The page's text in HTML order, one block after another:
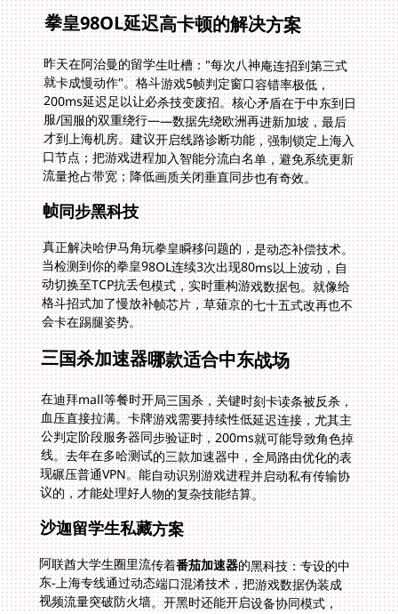
拳皇98OL延迟高卡顿的解决方案
昨天在阿治曼的留学生吐槽："每次八神庵连招到第三式
就卡成慢动作"。格斗游戏5帧判定窗口容错率极低，
200ms延迟足以让必杀技变废招。核心矛盾在于中东到日
服/国服的双重绕行——数据先绕欧洲再进新加坡，最后
才到上海机房。建议开启线路诊断功能，强制锁定上海入
口节点；把游戏进程加入智能分流白名单，避免系统更新
流量抢占带宽；降低画质关闭垂直同步也有奇效。
帧同步黑科技
真正解决哈伊马角玩拳皇瞬移问题的，是动态补偿技术。
当检测到你的拳皇98OL连续3次出现80ms以上波动，自
动切换至TCP抗丢包模式，实时重构游戏数据包。就像给
格斗招式加了慢放补帧芯片，草薙京的七十五式改再也不
会卡在踢腿姿势。
三国杀加速器哪款适合中东战场
在迪拜mall等餐时开局三国杀，关键时刻卡读条被反杀，
血压直接拉满。卡牌游戏需要持续性低延迟连接，尤其主
公判定阶段服务器同步验证时，200ms就可能导致角色掉
线。去年在多哈测试的三款加速器中，全局路由优化的表
现碾压普通VPN。能自动识别游戏进程并启动私有传输协
议的，才能处理好人物的复杂技能结算。
沙迦留学生私藏方案
阿联酋大学生圈里流传着番茄加速器的黑科技：专设的中
东-上海专线通过动态端口混淆技术，把游戏数据伪装成
视频流量突破防火墙。开黑时还能开启设备协同模式，
iPad看卡牌描述同时用安卓手机出牌，双端延迟稳定在
68ms以内。上周阿布扎比三国杀锦标赛冠军告诉我：选
将阶段就提前加载美术资源包，避免被内置直播功能吃带